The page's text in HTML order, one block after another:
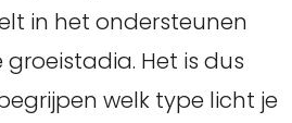
in het ondersteunen
Het is dus
welk type licht je